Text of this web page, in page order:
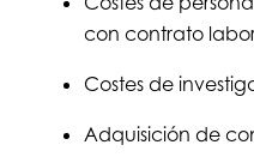
con contrato
Costes de
Adquisición de